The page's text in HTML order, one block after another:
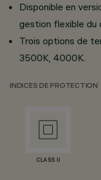
Disponible en
gestion flexible du
Trois options de
3500K, 4000K.
INDICES DE PROTECTION
CLASS II